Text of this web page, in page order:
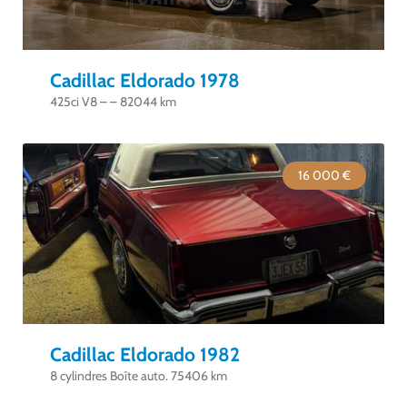
Cadillac Eldorado 1978
425ci V8 – – 82044 km
16 000 €
Cadillac Eldorado 1982
8 cylindres Boîte auto. 75406 km